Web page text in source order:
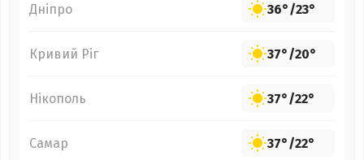
Дніпро 36°/23°
Кривий Ріг 37°/20°
Нікополь 37°/22°
Самар 37°/22°